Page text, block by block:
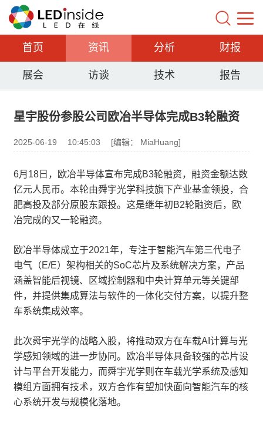
首页 资讯 分析 财报
展会 访谈 技术 报告
星宇股份参股公司欧冶半导体完成B3轮融资
2025-06-19 10:45:03 [编辑： MiaHuang]
6月18日，欧冶半导体宣布完成B3轮融资，融资金额达数
亿元人民币。本轮由舜宇光学科技旗下产业基金领投，合
肥高投及部分原股东跟投。这是继年初B2轮融资后，欧
冶完成的又一轮融资。
欧冶半导体成立于2021年，专注于智能汽车第三代电子
电气（E/E）架构相关的SoC芯片及系统解决方案，产品
涵盖智能后视镜、区域控制器和中央计算单元等关键部
件，并提供集成算法与软件的一体化交付方案，以提升整
车系统集成效率。
此次舜宇光学的战略入股，将推动双方在车载AI计算与光
学感知领域的进一步协同。欧冶半导体具备较强的芯片设
计与平台开发能力，而舜宇光学则在车载光学系统及感知
模组方面拥有技术，双方合作有望加快面向智能汽车的核
心系统开发与规模化落地。